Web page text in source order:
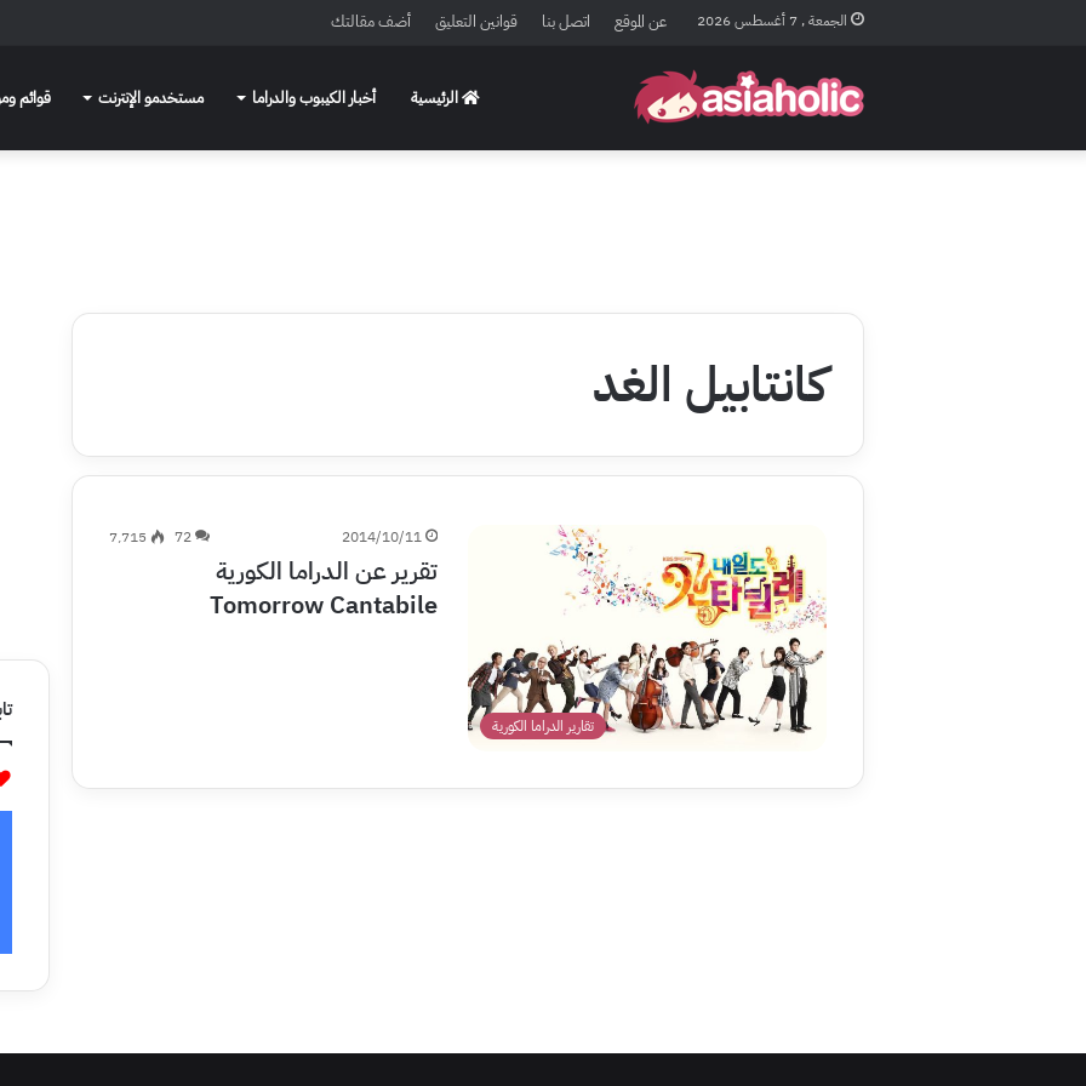
الجمعة , 7 أغسطس 2026 عن الموقع اتصل بنا قوانين التعليق أضف مقالتك
الرئيسية أخبار الكيبوب والدراما مستخدمو الإنترنت قوائم
كانتابيل الغد
تقارير الدراما الكورية
2014/10/11
72 7٬715
تقرير عن الدراما الكورية
Tomorrow Cantabile